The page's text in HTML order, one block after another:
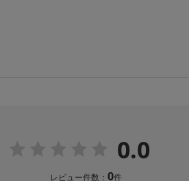
0.0
レビュー件数： 0件